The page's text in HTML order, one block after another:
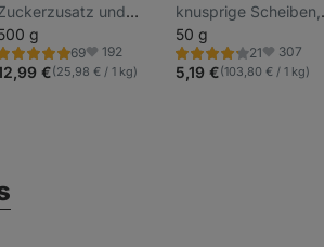
und
biologischem
Anbau
g
69
5,
69
Favoriten
192
€(25,98 € / 1 kg)
knusprige Scheiben,
schonend getrocknet,
ohne Zuckerzusatz
50 g
21
Bewertung
4.1/5,
21
Favoriten
307
5,19 €(103,80 € / 1 kg)